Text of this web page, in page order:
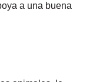
a una buena